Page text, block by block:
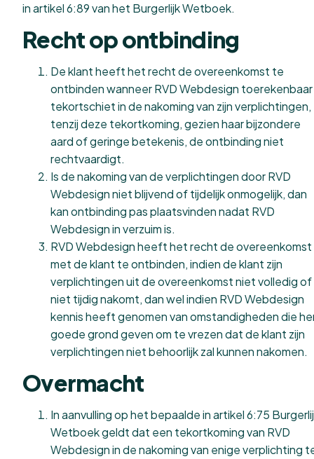
in artikel 6:89 van het Burgerlijk Wetboek.
Recht op ontbinding
De klant heeft het recht de overeenkomst te
ontbinden wanneer RVD Webdesign toerekenbaar
tekortschiet in de nakoming van zijn verplichtingen,
tenzij deze tekortkoming, gezien haar bijzondere
aard of geringe betekenis, de ontbinding niet
rechtvaardigt.
Is de nakoming van de verplichtingen door RVD
Webdesign niet blijvend of tijdelijk onmogelijk, dan
kan ontbinding pas plaatsvinden nadat RVD
Webdesign in verzuim is.
RVD Webdesign heeft het recht de overeenkomst
met de klant te ontbinden, indien de klant zijn
verplichtingen uit de overeenkomst niet volledig of
niet tijdig nakomt, dan wel indien RVD Webdesign
kennis heeft genomen van omstandigheden die
goede grond geven om te vrezen dat de klant zijn
verplichtingen niet behoorlijk zal kunnen nakomen.
Overmacht
In aanvulling op het bepaalde in artikel 6:75
Wetboek geldt dat een tekortkoming van RVD
Webdesign in de nakoming van enige verplichting